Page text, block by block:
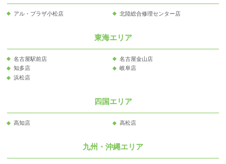
アル・プラザ小松店 北陸総合修理センター店
東海エリア
名古屋駅前店
名古屋金山店
知多店
岐阜店
浜松店
四国エリア
高知店 高松店
九州・沖縄エリア